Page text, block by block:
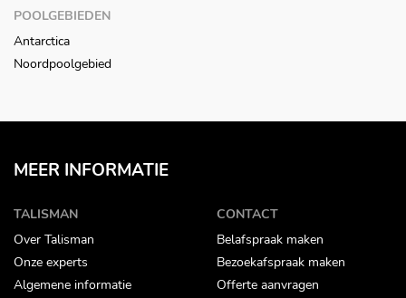
POOLGEBIEDEN
Antarctica
Noordpoolgebied
MEER INFORMATIE
TALISMAN
Over Talisman
Onze experts
Algemene informatie
CONTACT
Belafspraak maken
Bezoekafspraak maken
Offerte aanvragen